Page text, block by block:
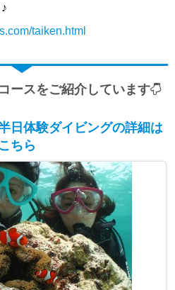
taiken.html
ースをご紹介しています
日体験ダイビングの詳細は
こちら